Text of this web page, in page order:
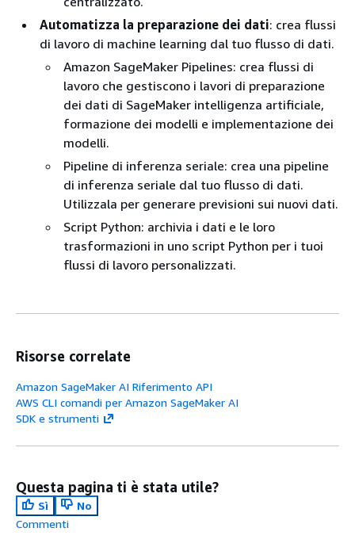
Automatizza la preparazione dei dati: crea flussi
di lavoro di machine learning dal tuo flusso di dati.
Amazon SageMaker Pipelines: crea flussi di
lavoro che gestiscono i lavori di preparazione
dei dati di SageMaker intelligenza artificiale,
formazione dei modelli e implementazione dei
modelli.
Pipeline di inferenza seriale: crea una pipeline
di inferenza seriale dal tuo flusso di dati.
Utilizzala per generare previsioni sui nuovi dati.
Script Python: archivia i dati e le loro
trasformazioni in uno script Python per i tuoi
flussi di lavoro personalizzati.
Risorse correlate
Amazon SageMaker AI Riferimento API
AWS CLI comandi per Amazon SageMaker AI
SDK e strumenti
Questa pagina ti è stata utile?
Sì
No
Commenti